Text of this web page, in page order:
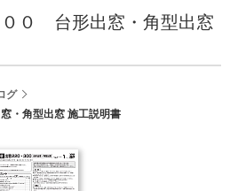
０ 台形出窓・角型出窓
グ
・角型出窓 施工説明書